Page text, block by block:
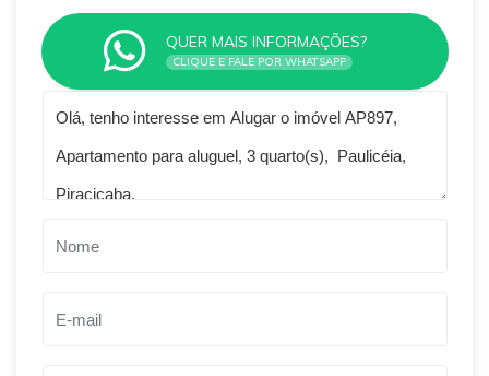
QUER MAIS INFORMAÇÕES?
CLIQUE E FALE POR WHATSAPP